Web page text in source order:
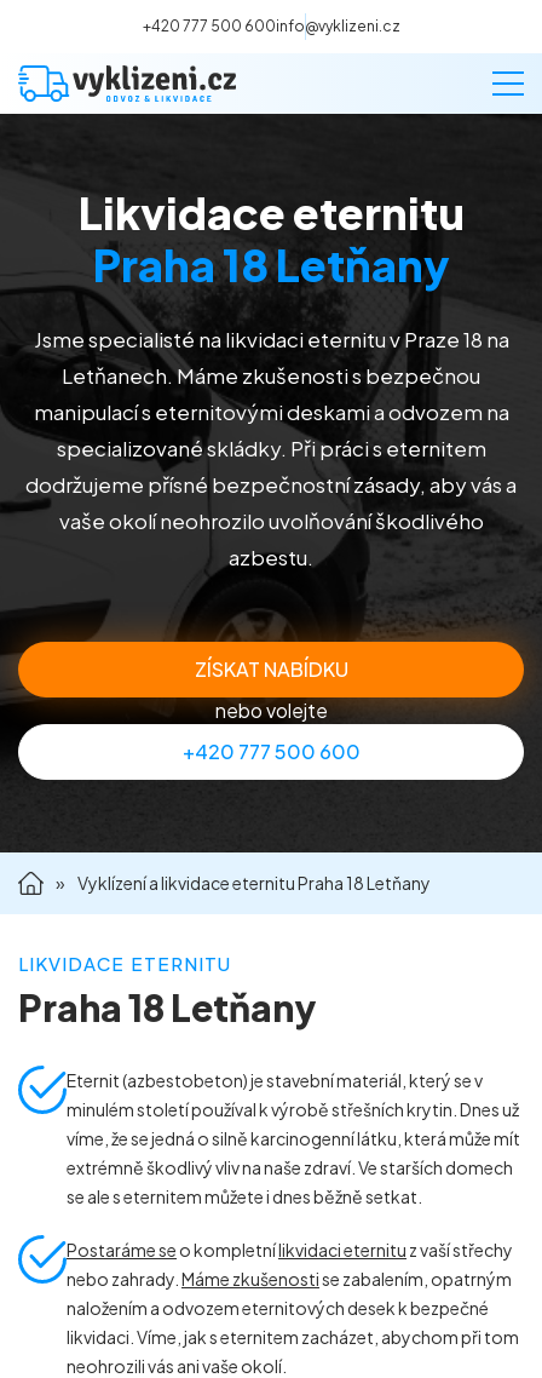
+420 777 500 600info@vyklizeni.cz
Vyklízení
Stěhování
Malování
Deratizace a dezinsekce
Úklid
Příprava nemovitostí na prodej
Reference
Kontakt
Likvidace eternitu
Praha 18 Letňany
Jsme specialisté na likvidaci eternitu v Praze 18 na
Letňanech. Máme zkušenosti s bezpečnou
manipulací s eternitovými deskami a odvozem na
specializované skládky. Při práci s eternitem
dodržujeme přísné bezpečnostní zásady, aby vás a
vaše okolí neohrozilo uvolňování škodlivého
azbestu.
ZÍSKAT NABÍDKU
nebo volejte
+420 777 500 600
» Vyklízení a likvidace eternitu Praha 18 Letňany
LIKVIDACE ETERNITU
Praha 18 Letňany
Eternit (azbestobeton) je stavební materiál, který se v
minulém století používal k výrobě střešních krytin. Dnes už
víme, že se jedná o silně karcinogenní látku, která může mít
extrémně škodlivý vliv na naše zdraví. Ve starších domech
se ale s eternitem můžete i dnes běžně setkat.
Postaráme se o kompletnílikvidaci eternitu z vaší střechy
nebo zahrady. Máme zkušenostise zabalením, opatrným
naložením a odvozem eternitových desek k bezpečné
likvidaci. Víme, jak s eternitem zacházet, abychom při tom
neohrozili vás ani vaše okolí.